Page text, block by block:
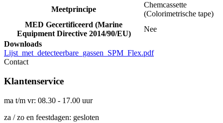
Meetprincipe
Chemcassette
(Colorimetrische tape)
MED Gecertificeerd (Marine
Equipment Directive 2014/90/EU)
Nee
Downloads
Lijst_met_detecteerbare_gassen_SPM_Flex.pdf
Contact
Klantenservice
ma t/m vr: 08.30 - 17.00 uur
za / zo en feestdagen: gesloten